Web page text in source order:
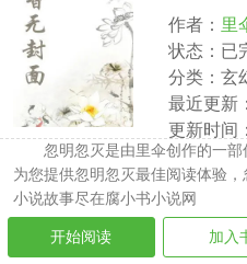
作者： 里
状态：已
分类：玄
最近更新：
更新时间
忽明忽灭是由里伞创作的一
为您提供忽明忽灭最佳阅读体验
小说故事尽在腐小书小说网
开始阅读 加入